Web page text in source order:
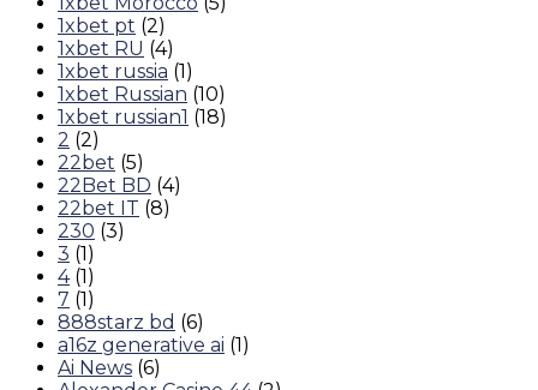
1xbet pt (2)
1xbet RU (4)
1xbet russia (1)
1xbet Russian (10)
1xbet russian1 (18)
2 (2)
22bet (5)
22Bet BD (4)
22bet IT (8)
230 (3)
3 (1)
4(1)
7 (1)
888starz bd (6)
a16z generative ai (1)
Ai News (6)